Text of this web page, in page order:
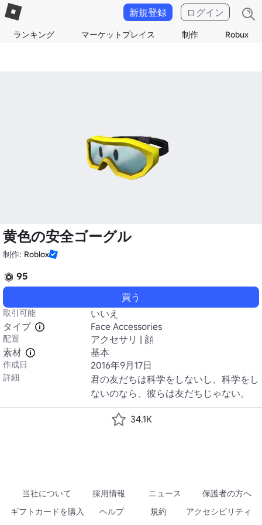
ランキング マーケットプレイス 制作 Robux
新規登録 ログイン
黄色の安全ゴーグル
制作: Roblox
95
買う
取引可能
いいえ
タイプ
Face Accessories
配置
アクセサリ | 顔
素材
基本
作成日 2016年9月17日
詳細
君の友だちは科学をしないし、科学をし
ないのなら、彼らは友だちじゃない。
34.1K
当社について 採用情報 ニュース
保護者の方へ
ギフトカードを購入
ヘルプ 規約 アクセシビリティ